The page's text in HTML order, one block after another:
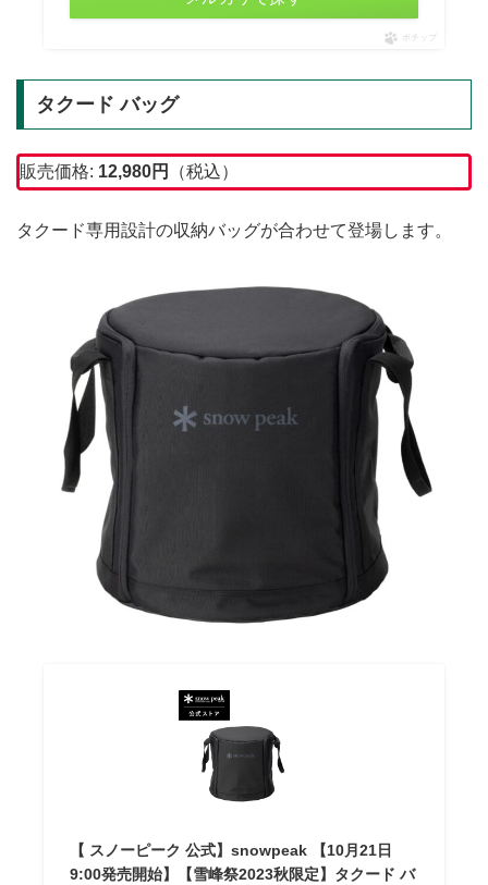
ポチップ
タクード バッグ
販売価格: 12,980円 （税込）
タクード専用設計の収納バッグが合わせて登場します。
【 スノーピーク 公式】snowpeak 【10月21日
9:00発売開始】【雪峰祭2023秋限定】タクード バ